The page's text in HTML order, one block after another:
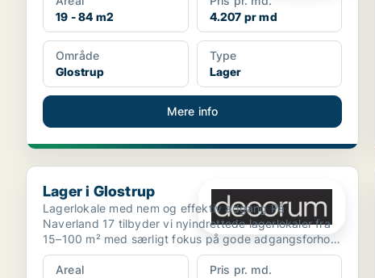
19 - 84 m2
4.207 pr md
Område
Glostrup
Type
Lager
Mere info
Lager i Glostrup
Lager i Glostrup
Lagerlokale med nem og effektiv adgang På
Naverland 17 tilbyder vi nyindrettede lagerlokaler fra
15–100 m² med særligt fokus på gode adgangsforhold
og enk...
Areal
Pris pr. md.